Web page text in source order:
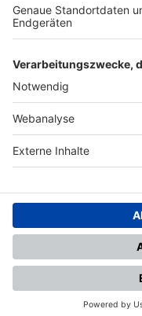
Nutzungsbedingungen